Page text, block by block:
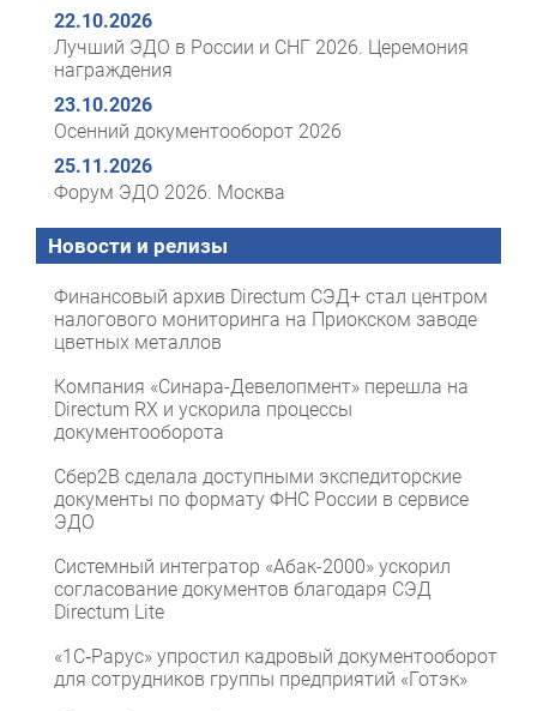
22.10.2026
Лучший ЭДО в России и СНГ 2026. Церемония
награждения
23.10.2026
Осенний документооборот 2026
25.11.2026
Форум ЭДО 2026. Москва
Новости и релизы
Финансовый архив Directum СЭД+ стал центром
налогового мониторинга на Приокском заводе
цветных металлов
Компания «Синара-Девелопмент» перешла на
Directum RX и ускорила процессы
документооборота
Сбер2B сделала доступными экспедиторские
документы по формату ФНС России в сервисе
ЭДО
Системный интегратор «Абак-2000» ускорил
согласование документов благодаря СЭД
Directum Lite
«1С‑Рарус» упростил кадровый документооборот
для сотрудников группы предприятий «Готэк»